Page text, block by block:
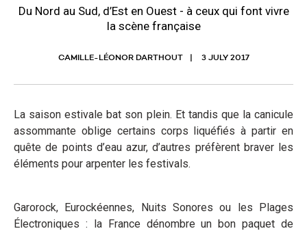
Du Nord au Sud, d’Est en Ouest - à ceux qui font vivre
la scène française
CAMILLE-LÉONOR DARTHOUT 3 JULY 2017
La saison estivale bat son plein. Et tandis que la canicule
assommante oblige certains corps liquéfiés à partir en
quête de points d’eau azur, d’autres préfèrent braver les
éléments pour arpenter les festivals.
Garorock, Eurockéennes, Nuits Sonores ou les Plages
Électroniques : la France dénombre un bon paquet de